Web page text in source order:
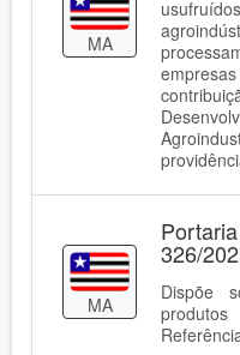
MA
MA
326/
Dispõe